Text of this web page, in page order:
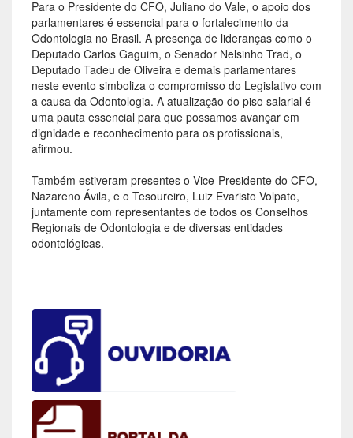
Para o Presidente do CFO, Juliano do Vale, o apoio dos
parlamentares é essencial para o fortalecimento da
Odontologia no Brasil. A presença de lideranças como o
Deputado Carlos Gaguim, o Senador Nelsinho Trad, o
Deputado Tadeu de Oliveira e demais parlamentares
neste evento simboliza o compromisso do Legislativo com
a causa da Odontologia. A atualização do piso salarial é
uma pauta essencial para que possamos avançar em
dignidade e reconhecimento para os profissionais,
afirmou.
Também estiveram presentes o Vice-Presidente do CFO,
Nazareno Ávila, e o Tesoureiro, Luiz Evaristo Volpato,
juntamente com representantes de todos os Conselhos
Regionais de Odontologia e de diversas entidades
odontológicas.